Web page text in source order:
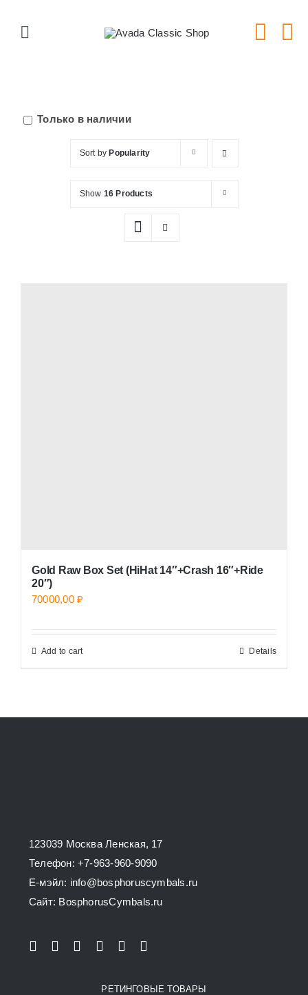
Toggle
Серии тарелок
Только в наличии
Sort by Popularity
Show 16 Products
Gold Raw Box Set (HiHat 14″+Crash 16″+Ride
20″)
70000,00₽
Add to cart Details
123039 Москва Ленская, 17
Телефон: +7-963-960-9090
E-мэйл: info@bosphoruscymbals.ru
Сайт: BosphorusСymbals.ru
РЕТИНГОВЫЕ ТОВАРЫ